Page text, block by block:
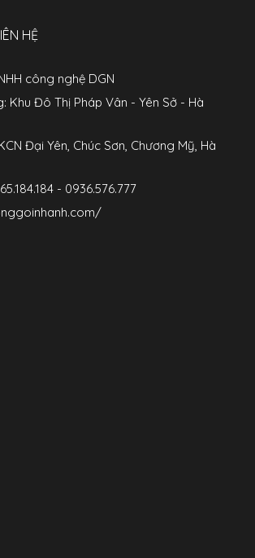
HỆ
công nghệ DGN
Khu Đô Thị Pháp Vân - Yên Sở - Hà
Đại Yên, Chúc Sơn, Chương Mỹ, Hà
- 0936.576.777